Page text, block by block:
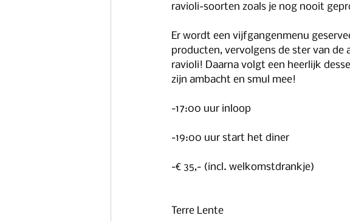
ravioli-soorten zoals je nog nooit
Er wordt een vijfgangenmenu
producten, vervolgens de ster van
ravioli! Daarna volgt een heerlijk
zijn ambacht en smul mee!
-17:00 uur inloop
-19:00 uur start het diner
-€ 35,- (incl. welkomstdrankje)
Terre Lente